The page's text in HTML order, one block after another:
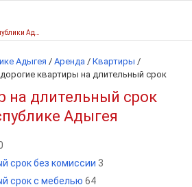
Адыгея / Аренда / Квартиры /
квартиры на длительный срок
на длительный срок
Адыгея
срок без комиссии 3
срок с мебелью 64